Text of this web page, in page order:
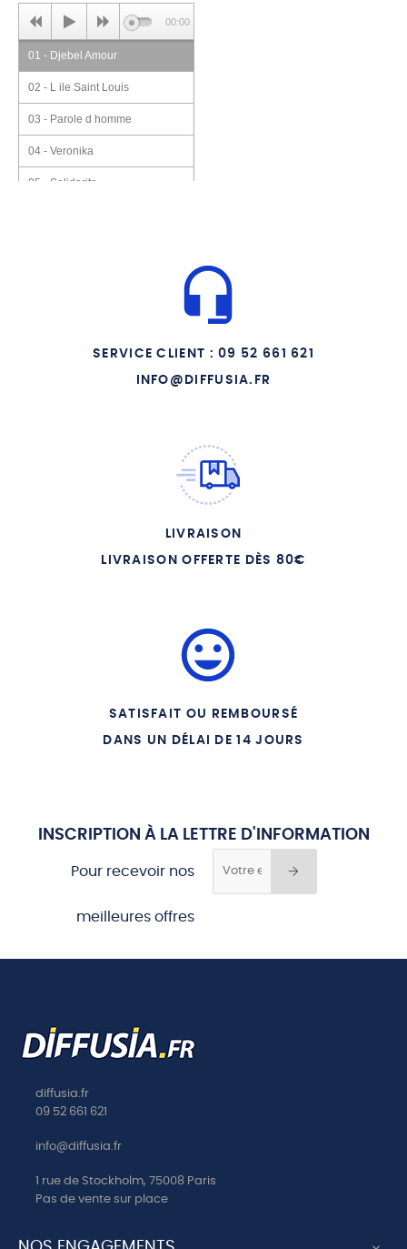
01 - Djebel Amour
02 - L ile Saint Louis
03 - Parole d homme
04 - Veronika
05 - Solidarite
France (les harkis)
00:00
SERVICE CLIENT : 09 52 661 621
INFO@DIFFUSIA.FR
LIVRAISON
LIVRAISON OFFERTE DÈS 80€
SATISFAIT OU REMBOURSÉ
DANS UN DÉLAI DE 14 JOURS
INSCRIPTION À LA LETTRE D'INFORMATION
Pour recevoir nos
meilleures offres
diffusia.fr
09 52 661 621
info@diffusia.fr
1 rue de Stockholm, 75008 Paris
Pas de vente sur place